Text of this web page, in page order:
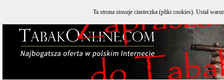
Ta strona stosuje ciasteczka (pliki cookies). Ustal